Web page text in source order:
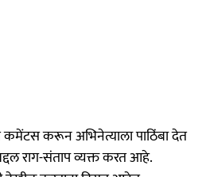
कमेंटस करून अभिनेत्याला पाठिंबा देत
राग-संताप व्यक्त करत आहे.